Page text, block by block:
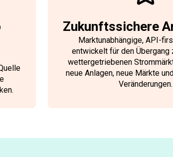
Zukunftssichere
Marktunabhängige, API-
entwickelt für den Übergang
wettergetriebenen
neue Anlagen, neue Märkte
Veränderungen.